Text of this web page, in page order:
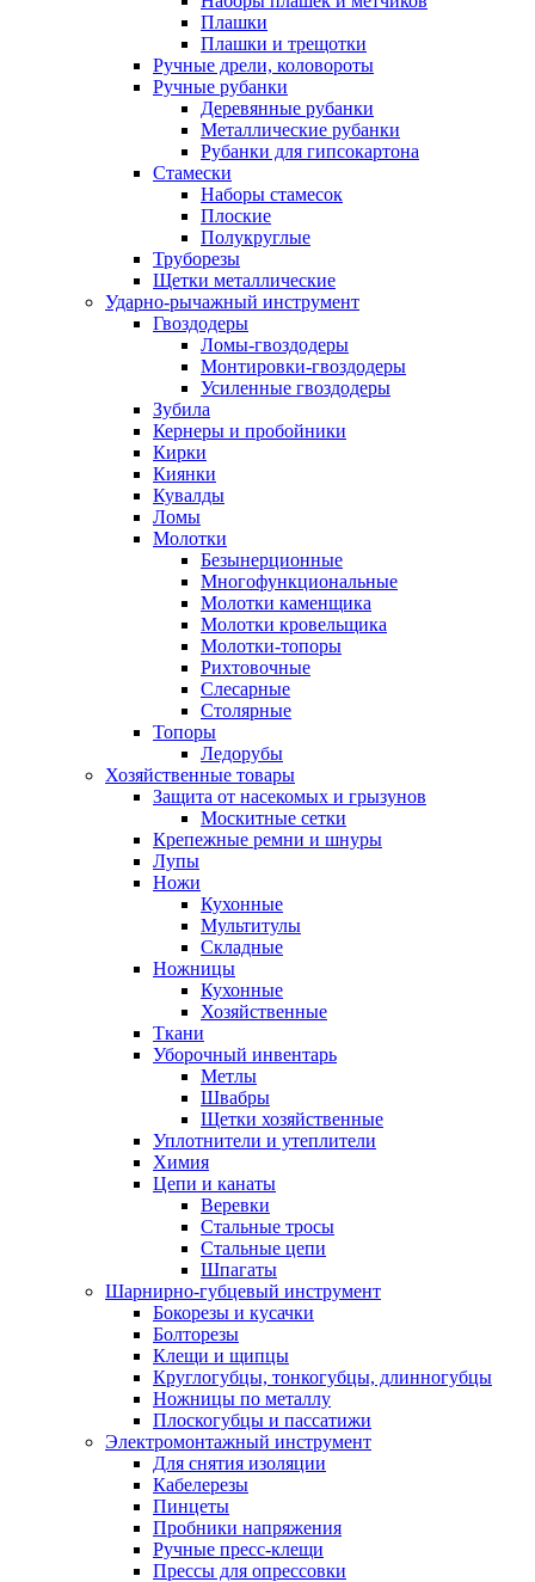
Плашки
Плашки и трещотки
Ручные дрели, коловороты
Ручные рубанки
Деревянные рубанки
Металлические рубанки
Рубанки для гипсокартона
Стамески
Наборы стамесок
Плоские
Полукруглые
Труборезы
Щетки металлические
Ударно-рычажный инструмент
Гвоздодеры
Ломы-гвоздодеры
Монтировки-гвоздодеры
Усиленные гвоздодеры
Зубила
Кернеры и пробойники
Кирки
Киянки
Кувалды
Ломы
Молотки
Безынерционные
Многофункциональные
Молотки каменщика
Молотки кровельщика
Молотки-топоры
Рихтовочные
Слесарные
Столярные
Топоры
Ледорубы
Хозяйственные товары
Защита от насекомых и грызунов
Москитные сетки
Крепежные ремни и шнуры
Лупы
Ножи
Кухонные
Мультитулы
Складные
Ножницы
Кухонные
Хозяйственные
Ткани
Уборочный инвентарь
Метлы
Швабры
Щетки хозяйственные
Уплотнители и утеплители
Химия
Цепи и канаты
Веревки
Стальные тросы
Стальные цепи
Шпагаты
Шарнирно-губцевый инструмент
Бокорезы и кусачки
Болторезы
Клещи и щипцы
Круглогубцы, тонкогубцы, длинногубцы
Ножницы по металлу
Плоскогубцы и пассатижи
Электромонтажный инструмент
Для снятия изоляции
Кабелерезы
Пинцеты
Пробники напряжения
Ручные пресс-клещи
Прессы для опрессовки